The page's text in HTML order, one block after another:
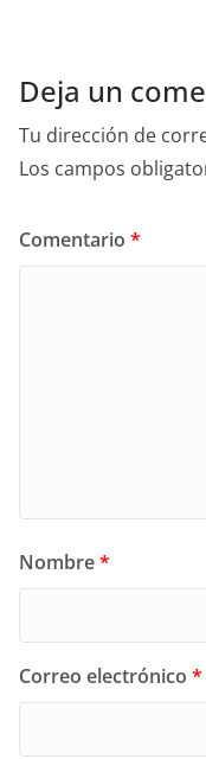
Deja un
Tu dirección de
Los campos
Comentario *
Nombre*
Correo electrónico *